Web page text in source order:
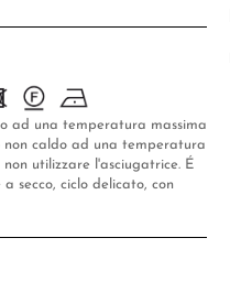
ad una temperatura massima
non caldo ad una temperatura
non utilizzare l'asciugatrice. É
secco, ciclo delicato, con